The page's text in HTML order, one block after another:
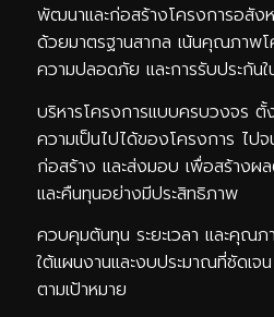
พัฒนาและก่อสร้างโครงการอสัง
ด้วยมาตรฐานสากล เน้นคุณภาพโ
ความปลอดภัย และการรับประกันใ
บริหารโครงการแบบครบวงจร ตั้
ความเป็นไปได้ของโครงการ ไป
ก่อสร้าง และส่งมอบ เพื่อสร้างผ
และคืนทุนอย่างมีประสิทธิภาพ
ควบคุมต้นทุน ระยะเวลา และคุณ
ใต้แผนงานและงบประมาณที่ชัดเ
ตามเป้าหมาย